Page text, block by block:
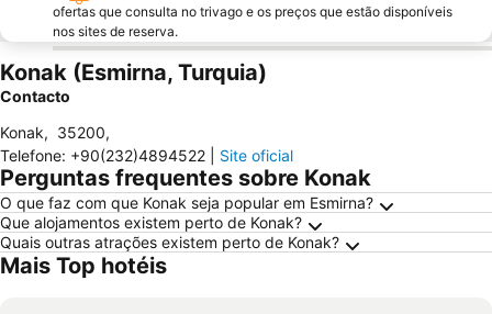
ofertas que consulta no trivago e os preços que estão disponíveis
nos sites de reserva.
Konak (Esmirna, Turquia)
Contacto
Konak, 35200,
Telefone: +90(232)4894522 Site oficial
Perguntas frequentes sobre Konak
O que faz com que Konak seja popular em Esmirna?
Que alojamentos existem perto de Konak?
Quais outras atrações existem perto de Konak?
Mais Top hotéis